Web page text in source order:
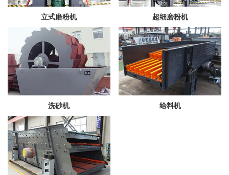
立式磨粉机 超细磨粉机
洗砂机 给料机